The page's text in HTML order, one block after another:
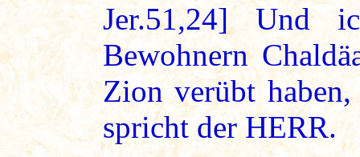
Jer.51,24] Und
Bewohnern
Zion verübt
spricht der HERR.